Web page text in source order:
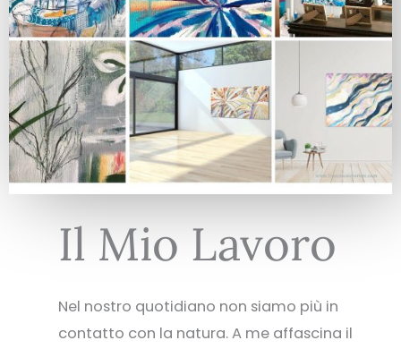
Il Mio Lavoro
Nel nostro quotidiano non siamo più in
contatto con la natura. A me affascina il